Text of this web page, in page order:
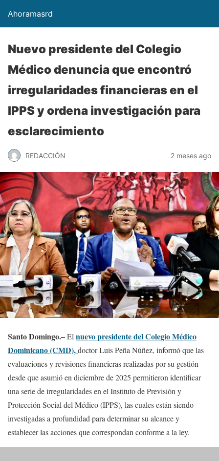
Ahoramasrd
Nuevo presidente del Colegio
Médico denuncia que encontró
irregularidades financieras en el
IPPS y ordena investigación para
esclarecimiento
REDACCIÓN 2 meses ago
Santo Domingo.–El nuevo presidente del Colegio Médico
Dominicano (CMD),doctor Luis Peña Núñez, informó que las
evaluaciones y revisiones financieras realizadas por su gestión
desde que asumió en diciembre de 2025 permitieron identificar
una serie de irregularidades en el Instituto de Previsión y
Protección Social del Médico (IPPS), las cuales están siendo
investigadas a profundidad para determinar su alcance y
establecer las acciones que correspondan conforme a la ley.